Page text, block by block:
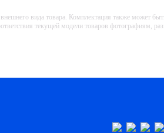
вида товара. Комплектация также может
текущей модели товаров фотографиям,